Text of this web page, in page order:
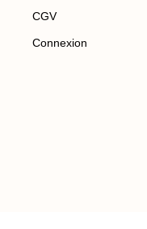
CGV
Connexion